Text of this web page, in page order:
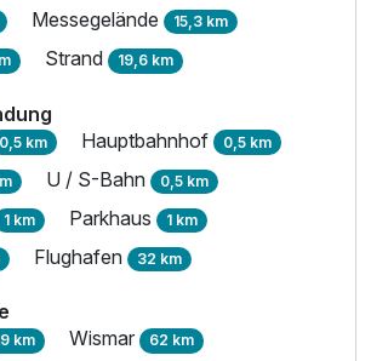
Messegelände 15,3 km
Strand 19,6 km
0,5 km Hauptbahnhof 0,5 km
U / S-Bahn 0,5 km
1 km Parkhaus 1 km
Flughafen 32 km
km Wismar 62 km